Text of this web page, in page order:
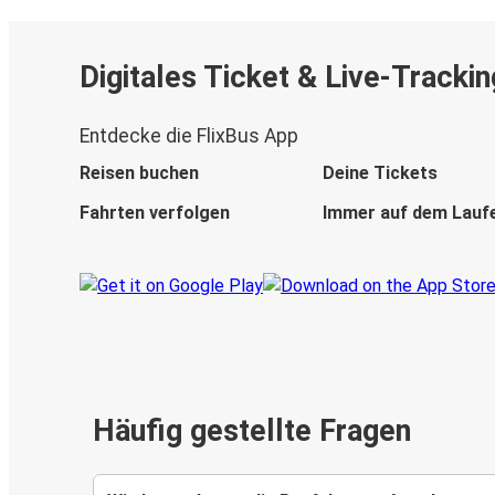
Digitales Ticket & Live-
Entdecke die FlixBus App
Reisen buchen
Deine Tickets
Fahrten verfolgen
Immer auf dem
Häufig gestellte Fragen